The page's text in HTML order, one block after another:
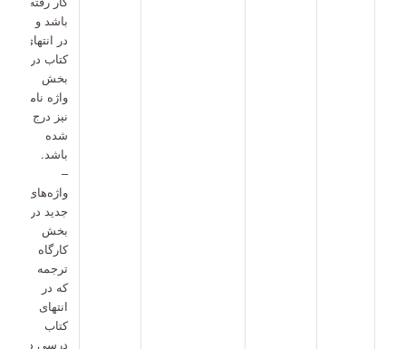
باشد و
در انتهای
کتاب در
بخش
واژه نامه
نیز درج
شده
باشد.
–
واژه‌های
جدید در
بخش
کارگاه
ترجمه
که در
انتهای
کتاب
درسی در